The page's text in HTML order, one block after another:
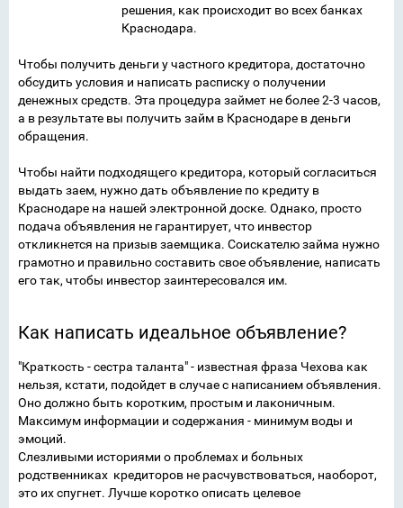
решения, как происходит во всех банках
Краснодара.
Чтобы получить деньги у частного кредитора, достаточно
обсудить условия и написать расписку о получении
денежных средств. Эта процедура займет не более 2-3 часов,
а в результате вы получить займ в Краснодаре в деньги
обращения.
Чтобы найти подходящего кредитора, который согласиться
выдать заем, нужно дать объявление по кредиту в
Краснодаре на нашей электронной доске. Однако, просто
подача объявления не гарантирует, что инвестор
откликнется на призыв заемщика. Соискателю займа нужно
грамотно и правильно составить свое объявление, написать
его так, чтобы инвестор заинтересовался им.
Как написать идеальное объявление?
"Краткость - сестра таланта" - известная фраза Чехова как
нельзя, кстати, подойдет в случае с написанием объявления.
Оно должно быть коротким, простым и лаконичным.
Максимум информации и содержания - минимум воды и
эмоций.
Слезливыми историями о проблемах и больных
родственниках кредиторов не расчувствоваться, наоборот,
это их спугнет. Лучше коротко описать целевое